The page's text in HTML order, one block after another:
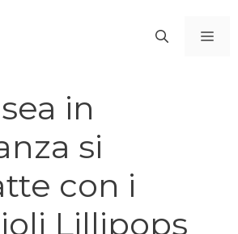
in
si
con i
Lillipops